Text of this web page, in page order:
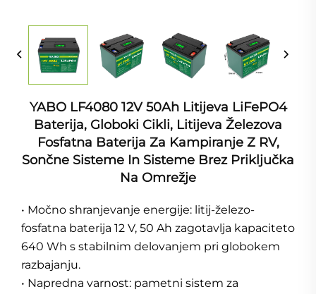
YABO LF4080 12V 50Ah Litijeva LiFePO4
Baterija, Globoki Cikli, Litijeva Železova
Fosfatna Baterija Za Kampiranje Z RV,
Sončne Sisteme In Sisteme Brez Priključka
Na Omrežje
• Močno shranjevanje energije: litij-železo-
fosfatna baterija 12 V, 50 Ah zagotavlja kapaciteto
640 Wh s stabilnim delovanjem pri globokem
razbajanju.
• Napredna varnost: pametni sistem za